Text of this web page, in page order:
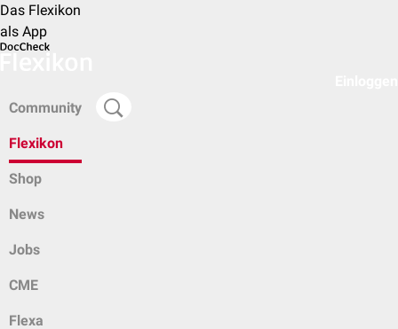
Das Flexikon
als App
Community
Flexikon
Shop
News
Jobs
CME
Flexa